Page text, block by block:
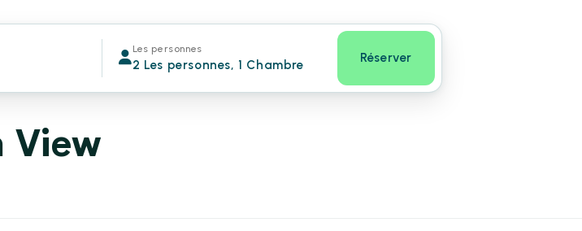
Les personnes
2 Les personnes, 1 Chambre Réserver
View